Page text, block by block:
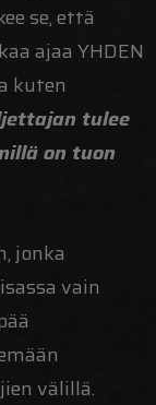
se, että
ajaa YHDEN
kuten
tulee
on tuon
jonka
vain
välillä.